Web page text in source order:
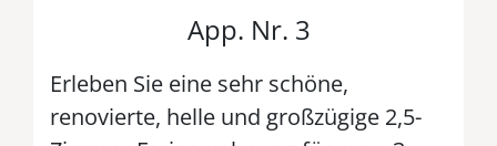
App. Nr. 3
Erleben Sie eine sehr schöne,
renovierte, helle und großzügige 2,5-